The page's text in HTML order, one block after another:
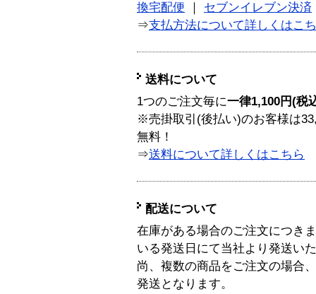
換宅配便
セブンイレブン決済
⇒支払方法について詳しくはこ
送料について
1つのご注文毎に一律1,100円(税
※売掛取引(後払い)のお客様は
無料！
⇒送料について詳しくはこちら
配送について
在庫がある場合のご注文につき
いる発送日にて当社より発送い
尚、複数の商品をご注文の場合
発送となります。